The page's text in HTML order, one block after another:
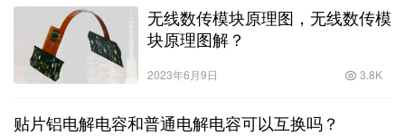
无线数传模块原理图，无线数传模
块原理图解？
2023年6月9日 3.8K
贴片铝电解电容和普通电解电容可以互换吗？